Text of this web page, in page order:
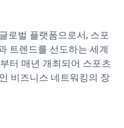
로벌 플랫폼으로서, 스포
트렌드를 선도하는 세계
터 매년 개최되어 스포츠
비즈니스 네트워킹의 장